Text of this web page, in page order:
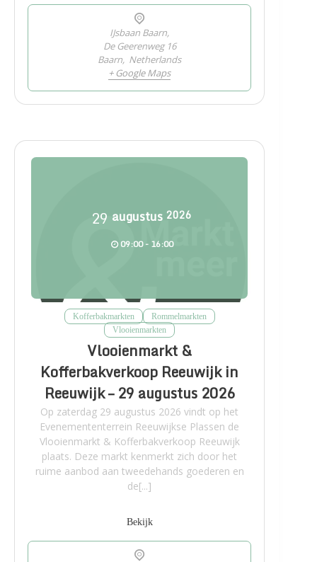
IJsbaan Baarn,
De Geerenweg 16
Baarn, Netherlands
+ Google Maps
29 augustus 2026
09:00 - 16:00
Kofferbakmarkten
Rommelmarkten
Vlooienmarkten
Vlooienmarkt &
Kofferbakverkoop Reeuwijk in
Reeuwijk – 29 augustus 2026
Op zaterdag 29 augustus 2026 vindt op het
Evenemententerrein Reeuwijkse Plassen de
Vlooienmarkt & Kofferbakverkoop Reeuwijk
plaats. Deze markt kenmerkt zich door het
ruime aanbod aan tweedehands goederen en
de[...]
Bekijk